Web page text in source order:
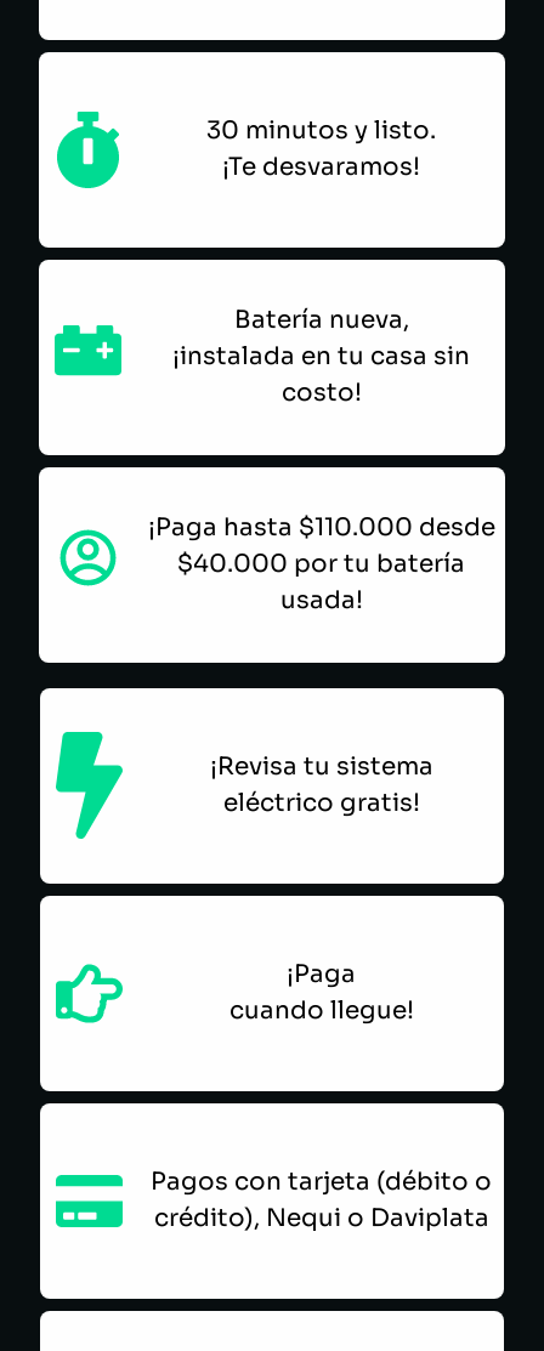
30 minutos y listo.
¡Te desvaramos!
Batería nueva,
¡instalada en tu casa sin
costo!
¡Paga hasta $110.000 desde
$40.000 por tu batería
usada!
¡Revisa tu sistema
eléctrico gratis!
¡Paga
cuando llegue!
Pagos con tarjeta (débito o
crédito), Nequi o Daviplata